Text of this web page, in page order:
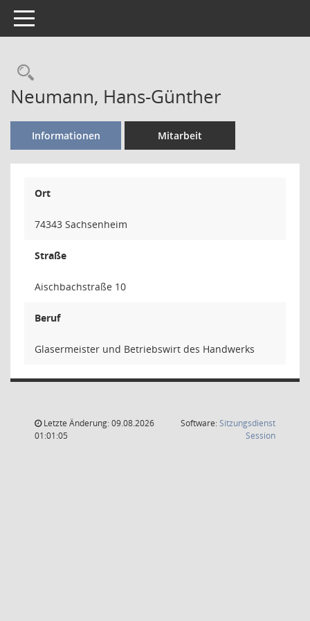
Toggle navigation
Rechercheauswahl
Neumann, Hans-Günther
Informationen Mitarbeit
Ort
74343 Sachsenheim
Straße
Aischbachstraße 10
Beruf
Glasermeister und Betriebswirt des Handwerks
Letzte Änderung: 09.08.2026
01:01:05
Software:Sitzungsdienst
Session(Wird in